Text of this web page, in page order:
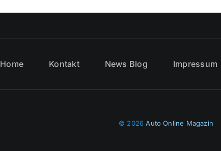
Home Kontakt News Blog Impressum
© 2026Auto Online Magazin